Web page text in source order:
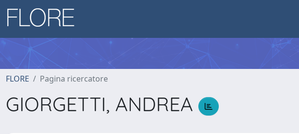
FLORE Pagina ricercatore
GIORGETTI, ANDREA